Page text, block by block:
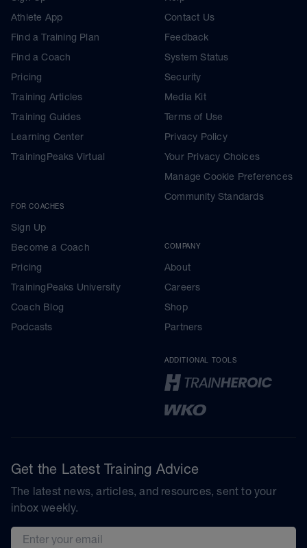
Athlete App
Find a Training Plan
Find a Coach
Pricing
Training Articles
Training Guides
Learning Center
TrainingPeaks Virtual
FOR COACHES
Sign Up
Become a Coach
Pricing
TrainingPeaks University
Coach Blog
Podcasts
Contact Us
Feedback
System Status
Security
Media Kit
Terms of Use
Privacy Policy
Your Privacy Choices
Manage Cookie Preferences
Community Standards
COMPANY
About
Careers
Shop
Partners
ADDITIONAL TOOLS
Get the Latest Training Advice
The latest news, articles, and resources, sent to your
inbox weekly.
Email address